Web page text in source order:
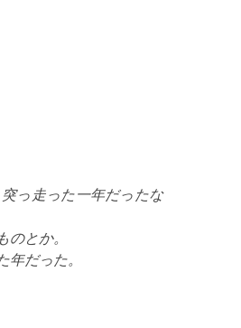
っ走った一年だったな
とか。
だった。